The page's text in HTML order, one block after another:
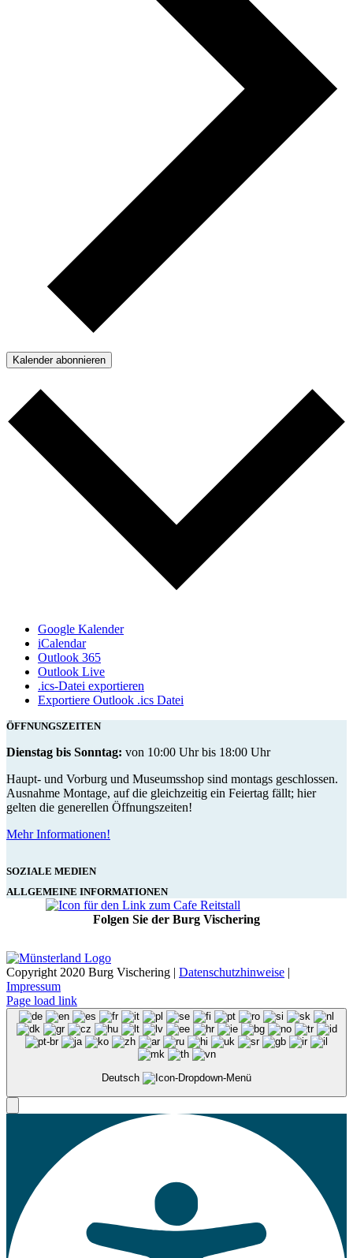
Kalender abonnieren
Google Kalender
iCalendar
Outlook 365
Outlook Live
.ics-Datei exportieren
Exportiere Outlook .ics Datei
ÖFFNUNGSZEITEN
Dienstag bis Sonntag: von 10:00 Uhr bis 18:00 Uhr
Haupt- und Vorburg und Museumsshop sind montags geschlossen.
Ausnahme Montage, auf die gleichzeitig ein Feiertag fällt; hier
gelten die generellen Öffnungszeiten!
Mehr Informationen!
SOZIALE MEDIEN
ALLGEMEINE INFORMATIONEN
Folgen Sie der Burg Vischering
Copyright 2020 Burg Vischering | Datenschutzhinweise |
Impressum
Page load link
Deutsch